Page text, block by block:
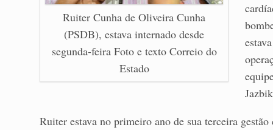
Ruiter Cunha de Oliveira Cunha
(PSDB), estava internado desde
segunda-feira Foto e texto Correio do
Estado
Ruiter estava no primeiro ano de sua terceira